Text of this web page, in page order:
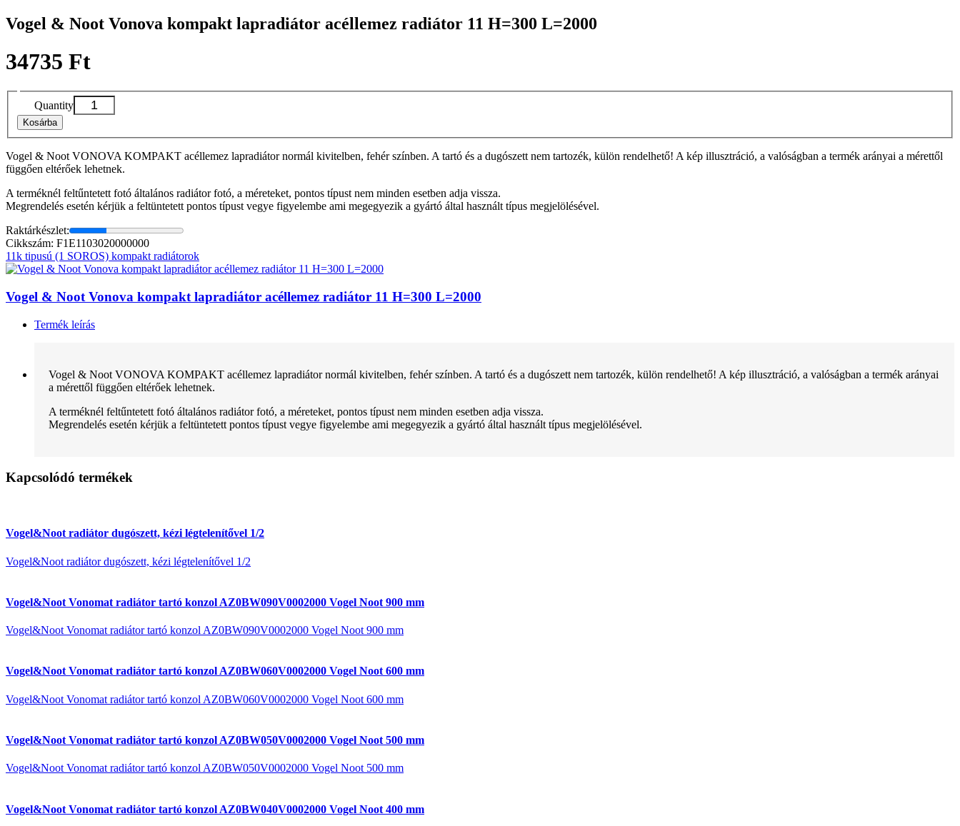
Vogel & Noot Vonova kompakt lapradiátor acéllemez radiátor 11 H=300 L=2000
34735 Ft
Quantity
Kosárba
Vogel & Noot VONOVA KOMPAKT acéllemez lapradiátor normál kivitelben, fehér színben. A tartó és a dugószett nem tartozék, külön rendelhető! A kép illusztráció, a valóságban a termék arányai a mérettől
függően eltérőek lehetnek.
A terméknél feltűntetett fotó általános radiátor fotó, a méreteket, pontos típust nem minden esetben adja vissza.
Megrendelés esetén kérjük a feltüntetett pontos típust vegye figyelembe ami megegyezik a gyártó által használt típus megjelölésével.
Raktárkészlet:
Cikkszám: F1E1103020000000
11k tipusú (1 SOROS) kompakt radiátorok
Vogel & Noot Vonova kompakt lapradiátor acéllemez radiátor 11 H=300 L=2000
Termék leírás
Vogel & Noot VONOVA KOMPAKT acéllemez lapradiátor normál kivitelben, fehér színben. A tartó és a dugószett nem tartozék, külön rendelhető! A kép illusztráció, a valóságban a termék arányai
a mérettől függően eltérőek lehetnek.
A terméknél feltűntetett fotó általános radiátor fotó, a méreteket, pontos típust nem minden esetben adja vissza.
Megrendelés esetén kérjük a feltüntetett pontos típust vegye figyelembe ami megegyezik a gyártó által használt típus megjelölésével.
Kapcsolódó termékek
Vogel&Noot radiátor dugószett, kézi légtelenítővel 1/2
Vogel&Noot radiátor dugószett, kézi légtelenítővel 1/2
Vogel&Noot Vonomat radiátor tartó konzol AZ0BW090V0002000 Vogel Noot 900 mm
Vogel&Noot Vonomat radiátor tartó konzol AZ0BW090V0002000 Vogel Noot 900 mm
Vogel&Noot Vonomat radiátor tartó konzol AZ0BW060V0002000 Vogel Noot 600 mm
Vogel&Noot Vonomat radiátor tartó konzol AZ0BW060V0002000 Vogel Noot 600 mm
Vogel&Noot Vonomat radiátor tartó konzol AZ0BW050V0002000 Vogel Noot 500 mm
Vogel&Noot Vonomat radiátor tartó konzol AZ0BW050V0002000 Vogel Noot 500 mm
Vogel&Noot Vonomat radiátor tartó konzol AZ0BW040V0002000 Vogel Noot 400 mm